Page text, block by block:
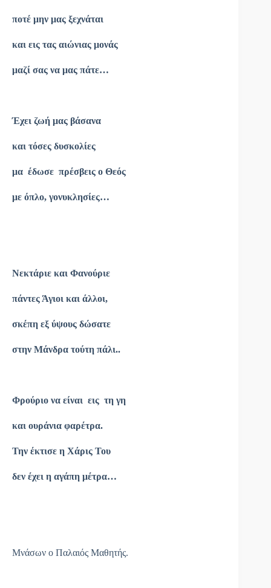
ποτέ μην μας ξεχνάται
και εις τας αιώνιας μονάς
μαζί σας να μας πάτε…
Έχει ζωή μας βάσανα
και τόσες δυσκολίες
μα έδωσε πρέσβεις ο Θεός
με όπλο, γονυκλησίες…
Νεκτάριε και Φανούριε
πάντες Άγιοι και άλλοι,
σκέπη εξ ύψους δώσατε
στην Μάνδρα τούτη πάλι..
Φρούριο να είναι εις τη γη
και ουράνια φαρέτρα.
Την έκτισε η Χάρις Του
δεν έχει η αγάπη μέτρα…
Μνάσων ο Παλαιός Μαθητής.